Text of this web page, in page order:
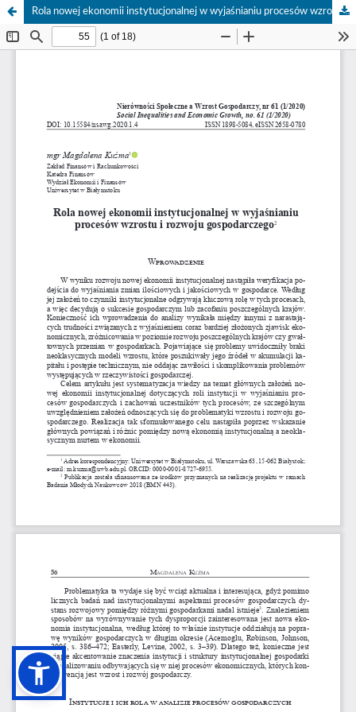
Rola nowej ekonomii instytucjonalnej w wyjaśnianiu procesów wzrostu i rozwoju gospodarczego